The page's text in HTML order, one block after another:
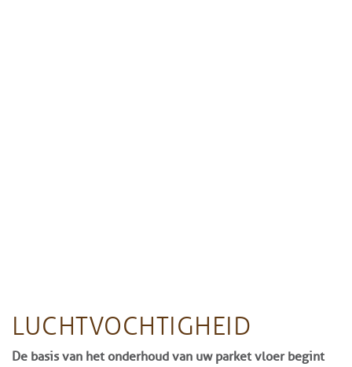
LUCHTVOCHTIGHEID
De basis van het onderhoud van uw parket vloer begint